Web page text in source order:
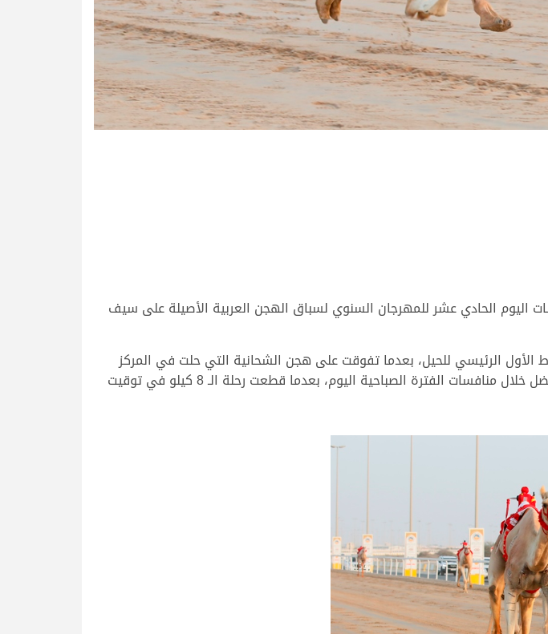
اليوم الحادي عشر للمهرجان السنوي لسباق الهجن العربية الأصيلة على سيف
الأول الرئيسي للحيل، بعدما تفوقت على هجن الشحانية التي حلت في المركز
الثاني، وهجن العاصفة التي جاءت في المركز الثالث، وحققت “نوايا” التوقيت الأفضل خلال منافسات الفترة الصباحية اليوم، بعدما قطعت رحلة الـ 8 كيلو في توقيت